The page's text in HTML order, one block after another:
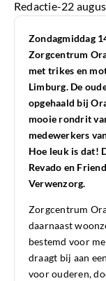
Redactie-22
Zondagmiddag
Zorgcentrum
met trikes en
Limburg. De
opgehaald bij
mooie rondrit
medewerkers
Hoe leuk is dat!
Revado en
Verwenzorg.
Zorgcentrum
daarnaast
bestemd voor
draagt bij aan
voor ouderen,